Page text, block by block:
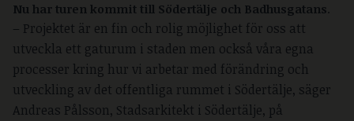
Nu har turen kommit till Södertälje och Badhusgatans
– Projektet är en fin och rolig möjlighet för oss att
utveckla ett gaturum i staden men också våra egna
processer kring hur vi arbetar med förändring och
utveckling av det offentliga rummet i Södertälje, säger
Andreas Pålsson, Stadsarkitekt i Södertälje, på